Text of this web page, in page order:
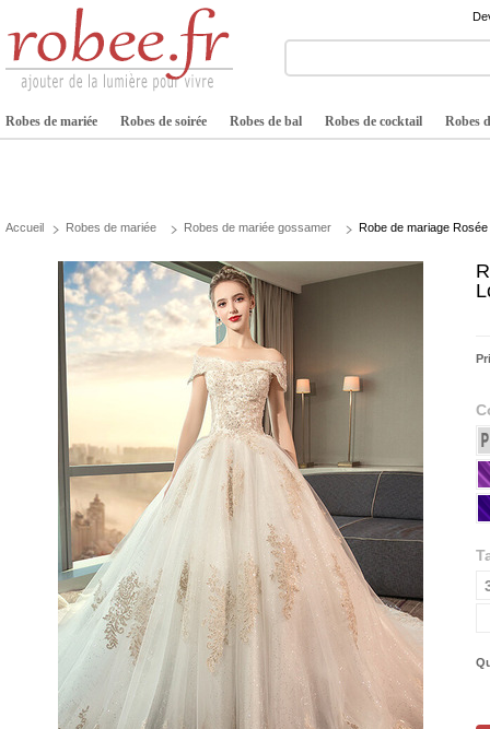
Robes de mariée Robes de soirée Robes de bal Robes de cocktail Robes
Accueil Robes de mariée Robes de mariée gossamer Robe de mariage